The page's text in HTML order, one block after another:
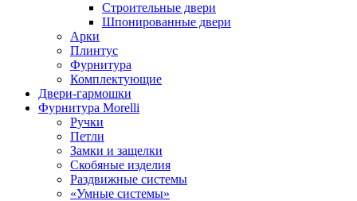
Строительные двери
Шпонированные двери
Арки
Плинтус
Фурнитура
Комплектующие
Двери-гармошки
Фурнитура Morelli
Ручки
Петли
Замки и защелки
Скобяные изделия
Раздвижные системы
«Умные системы»